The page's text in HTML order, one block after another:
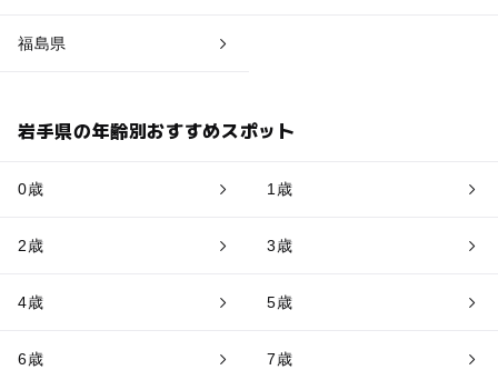
福島県
岩手県の年齢別おすすめスポット
0歳 1歳
2歳 3歳
4歳 5歳
6歳 7歳